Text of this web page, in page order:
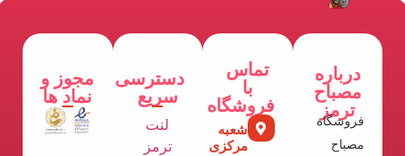
درباره
مصباح
ترمز
فروشگاه
مصباح
تماس
با
فروشگاه
شعبه
مرکزی
دسترسی
سریع
لنت
ترمز
مجوز و
نماد ها